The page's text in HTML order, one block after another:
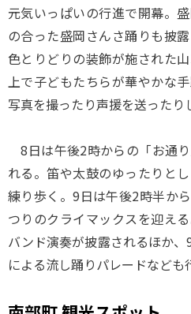
元気いっぱいの行進で開幕。
の合った盛岡さんさ踊りも披
色とりどりの装飾が施された
上で子どもたちらが華やかな
写真を撮ったり声援を送ったり
8日は午後2時からの「お通
れる。笛や太鼓のゆったりと
練り歩く。9日は午後2時半か
つりのクライマックスを迎え
バンド演奏が披露されるほか
による流し踊りパレードなども